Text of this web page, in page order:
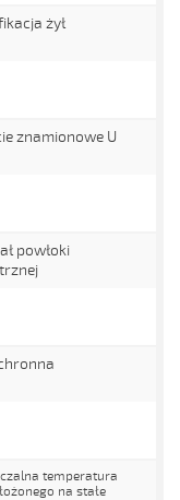
żył
znamionowe U
powłoki
temperatura
na stałe